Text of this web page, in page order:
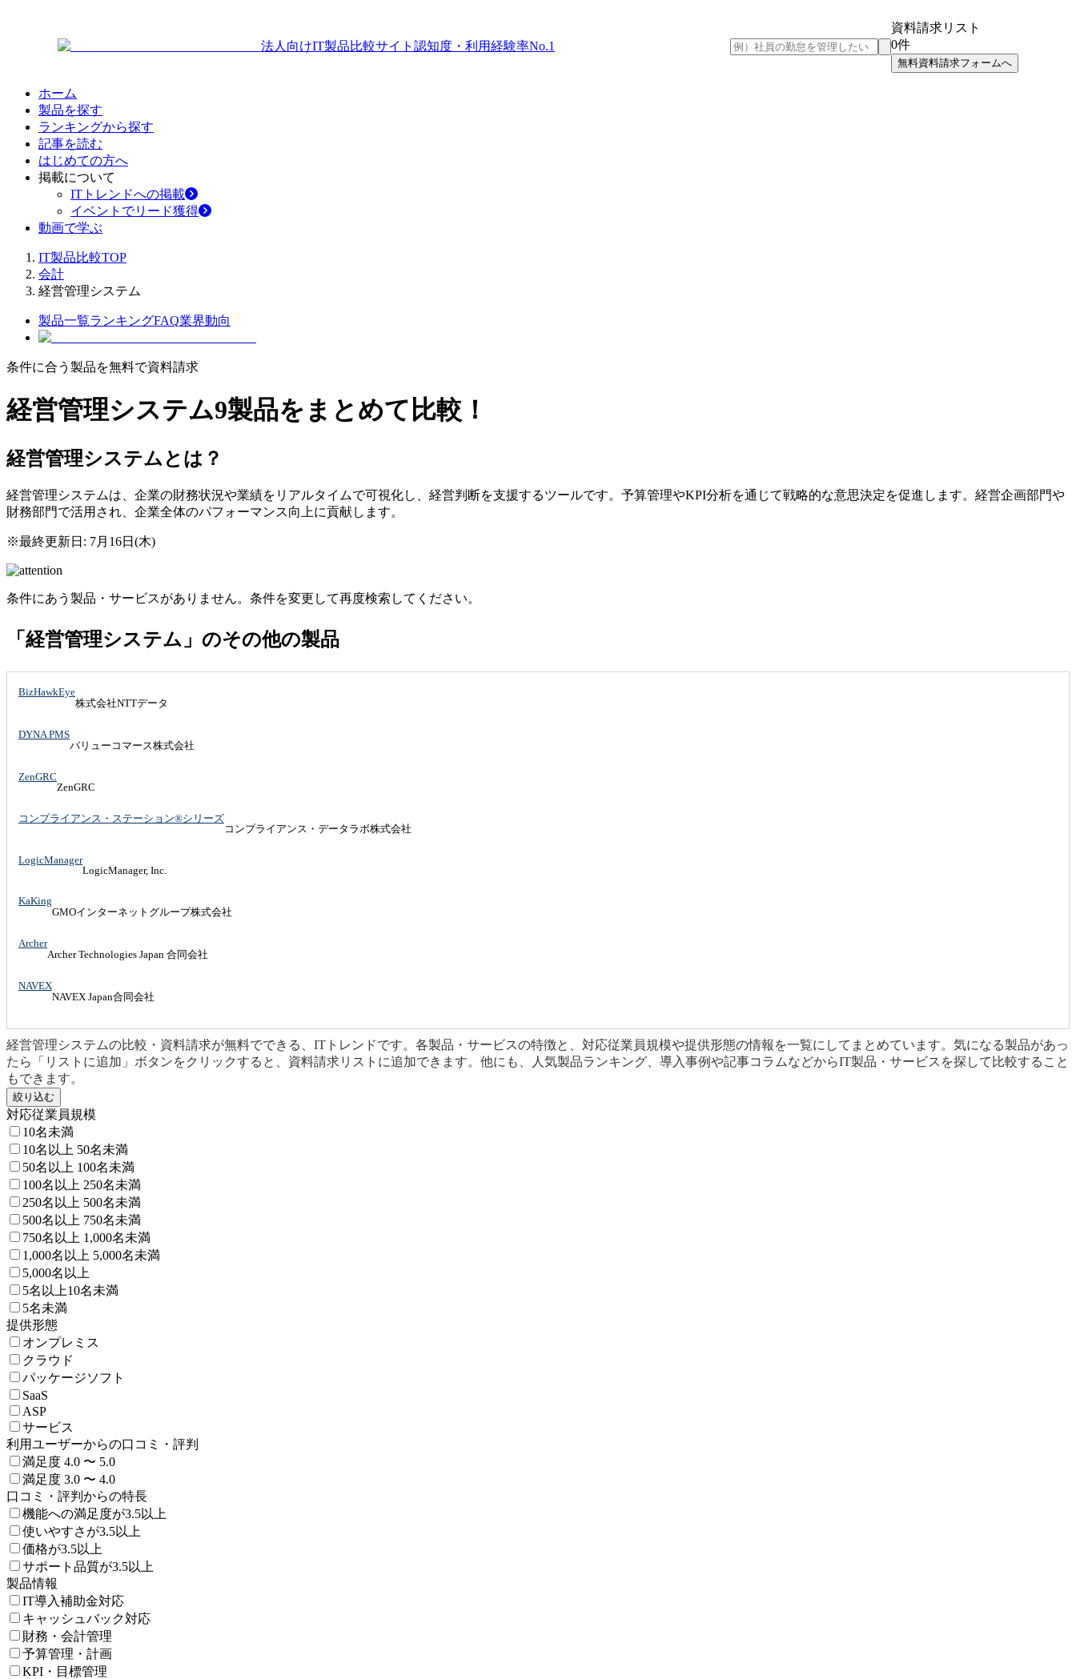
法人向けIT製品比較サイト 認知度・利用経験率No.1
資料請求リスト
0件
無料資料請求フォームへ
ホーム
製品を探す
ランキングから探す
記事を読む
はじめての方へ
掲載について
ITトレンドへの掲載
イベントでリード獲得
動画で学ぶ
IT製品比較TOP
会計
経営管理システム
製品一覧ランキングFAQ業界動向
条件に合う製品を無料で資料請求
経営管理システム9製品をまとめて比較！
経営管理システムとは？
経営管理システムは、企業の財務状況や業績をリアルタイムで可視化し、経営判断を支援するツールです。予算管理やKPI分析を通じて戦略的な意思決定を促進します。経営企画部門や
財務部門で活用され、企業全体のパフォーマンス向上に貢献します。
※最終更新日: 7月16日(木)
条件にあう製品・サービスがありません。条件を変更して再度検索してください。
「経営管理システム」のその他の製品
BizHawkEye
株式会社NTTデータ
DYNA PMS
バリューコマース株式会社
ZenGRC
ZenGRC
コンプライアンス・ステーション®︎シリーズ
コンプライアンス・データラボ株式会社
LogicManager
LogicManager, Inc.
KaKing
GMOインターネットグループ株式会社
Archer
Archer Technologies Japan 合同会社
NAVEX
NAVEX Japan合同会社
経営管理システムの比較・資料請求が無料でできる、ITトレンドです。各製品・サービスの特徴と、対応従業員規模や提供形態の情報を一覧にしてまとめています。気になる製品があっ
たら「リストに追加」ボタンをクリックすると、資料請求リストに追加できます。他にも、人気製品ランキング、導入事例や記事コラムなどからIT製品・サービスを探して比較すること
もできます。
絞り込む
対応従業員規模
10名未満
10名以上 50名未満
50名以上 100名未満
100名以上 250名未満
250名以上 500名未満
500名以上 750名未満
750名以上 1,000名未満
1,000名以上 5,000名未満
5,000名以上
5名以上10名未満
5名未満
提供形態
オンプレミス
クラウド
パッケージソフト
SaaS
ASP
サービス
利用ユーザーからの口コミ・評判
満足度 4.0 〜 5.0
満足度 3.0 〜 4.0
口コミ・評判からの特長
機能への満足度が3.5以上
使いやすさが3.5以上
価格が3.5以上
サポート品質が3.5以上
製品情報
IT導入補助金対応
キャッシュバック対応
財務・会計管理
予算管理・計画
KPI・目標管理